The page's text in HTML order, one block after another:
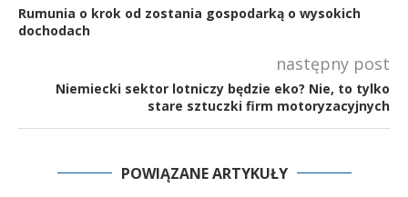
Rumunia o krok od zostania gospodarką o wysokich
dochodach
następny post
Niemiecki sektor lotniczy będzie eko? Nie, to tylko
stare sztuczki firm motoryzacyjnych
POWIĄZANE ARTYKUŁY